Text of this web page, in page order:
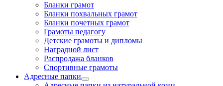
Бланки грамот
Бланки похвальных грамот
Бланки почетных грамот
Грамоты педагогу
Детские грамоты и дипломы
Наградной лист
Распродажа бланков
Спортивные грамоты
Адресные папки